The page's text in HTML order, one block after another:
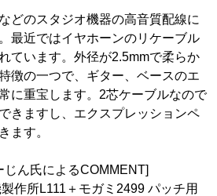
どのスタジオ機器の高音質配線に
最近ではイヤホーンのリケーブル
ています。外径が2.5mmで柔らか
徴の一つで、ギター、ベースのエ
に重宝します。2芯ケーブルなので
きますし、エクスプレッションペ
ます。
ん氏によるCOMMENT]
作所L111＋モガミ2499 パッチ用